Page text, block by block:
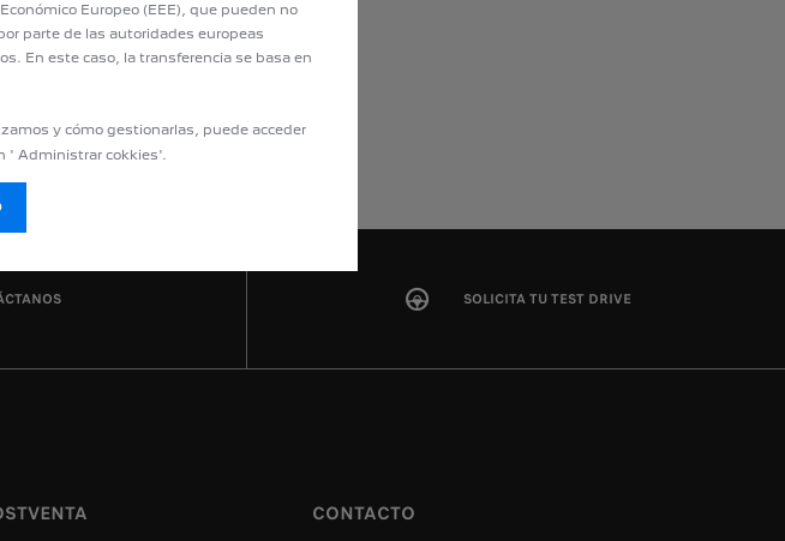
SOLICITA TU TEST DRIVE
CONTACTO
Europeo (EEE), que pueden no
parte de las autoridades europeas
En este caso, la transferencia se basa en
y cómo gestionarlas, puede acceder
' Administrar cokkies'.